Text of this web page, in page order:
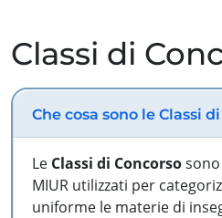
Classi di
Che cosa sono le Classi
Le Classi di Concorso
MIUR utilizzati per
uniforme le materie di